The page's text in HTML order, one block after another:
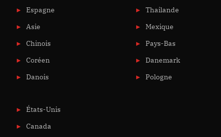
Espagne
Asie
Chinois
Coréen
Danois
Thailande
Mexique
Pays-Bas
Danemark
Pologne
États-Unis
Canada